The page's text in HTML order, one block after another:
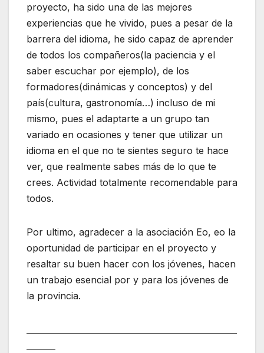
proyecto, ha sido una de las mejores
experiencias que he vivido, pues a pesar de la
barrera del idioma, he sido capaz de aprender
de todos los compañeros(la paciencia y el
saber escuchar por ejemplo), de los
formadores(dinámicas y conceptos) y del
país(cultura, gastronomía…) incluso de mi
mismo, pues el adaptarte a un grupo tan
variado en ocasiones y tener que utilizar un
idioma en el que no te sientes seguro te hace
ver, que realmente sabes más de lo que te
crees. Actividad totalmente recomendable para
todos.
Por ultimo, agradecer a la asociación Eo, eo la
oportunidad de participar en el proyecto y
resaltar su buen hacer con los jóvenes, hacen
un trabajo esencial por y para los jóvenes de
la provincia.